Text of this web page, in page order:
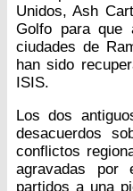
Unidos, Ash
Golfo para que
ciudades de
han sido
ISIS.
Los dos
desacuerdos
conflictos
agravadas por
partidos a una